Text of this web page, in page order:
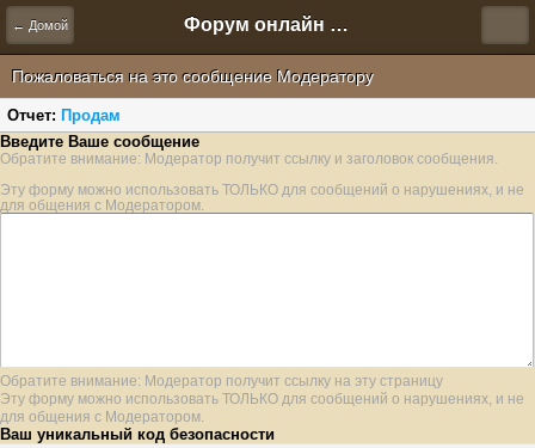
← Домой Форум онлайн игры "Новая Эра" (Нюра Биз)
Пожаловаться на это сообщение Модератору
Отчет: Продам
Введите Ваше сообщение
Обратите внимание: Модератор получит ссылку и заголовок сообщения.
Эту форму можно использовать ТОЛЬКО для сообщений о нарушениях, и не
для общения с Модератором.
Обратите внимание: Модератор получит ссылку на эту страницу
Эту форму можно использовать ТОЛЬКО для сообщений о нарушениях, и не
для общения с Модератором.
Ваш уникальный код безопасности